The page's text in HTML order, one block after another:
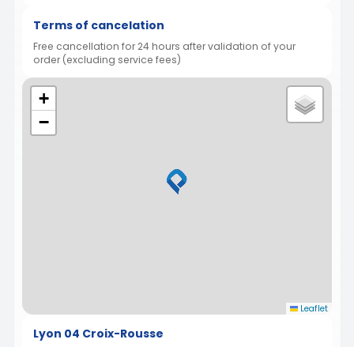
Terms of cancelation
Free cancellation for 24 hours after validation of your
order (excluding service fees)
+
−
Leaflet
Lyon 04 Croix-Rousse